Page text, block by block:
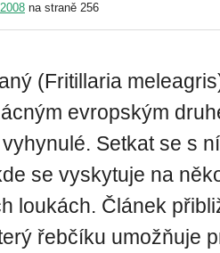
na straně 256
(Fritillaria
evropským
Setkat se s
se vyskytuje na
loukách. Článek
řebčíku umožňuje